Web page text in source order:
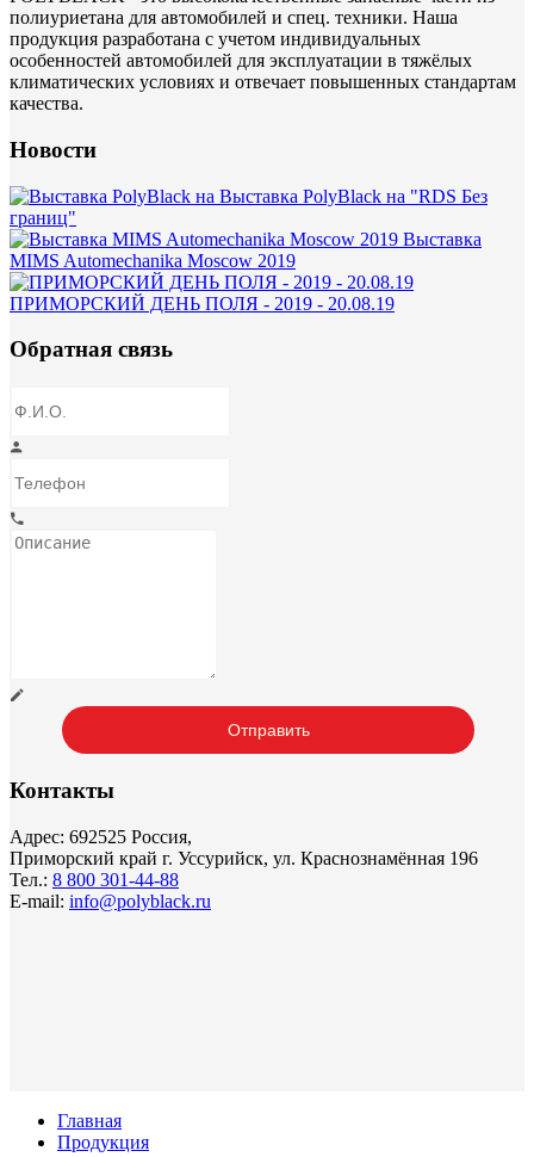
полиуриетана для автомобилей и спец. техники. Наша
продукция разработана с учетом индивидуальных
особенностей автомобилей для эксплуатации в тяжёлых
климатических условиях и отвечает повышенных стандартам
качества.
Новости
Выставка PolyBlack на "RDS Без
границ"
Выставка
MIMS Automechanika Moscow 2019
ПРИМОРСКИЙ ДЕНЬ ПОЛЯ - 2019 - 20.08.19
Обратная связь
Контакты
Адрес: 692525 Россия,
Приморский край г. Уссурийск, ул. Краснознамённая 196
Тел.: 8 800 301-44-88
E-mail: info@polyblack.ru
Главная
Продукция